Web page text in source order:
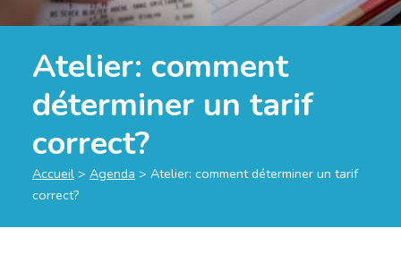
Atelier: comment
déterminer un tarif
correct?
Accueil > Agenda > Atelier: comment déterminer un tarif
correct?